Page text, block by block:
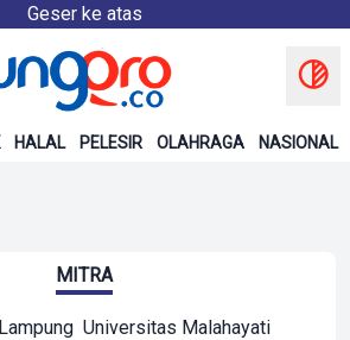
Geser ke atas
HALAL PELESIR OLAHRAGA NASIONAL
MITRA
Universitas Malahayati